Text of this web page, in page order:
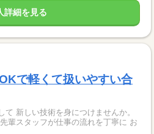
詳細を見る
で軽くて扱いやすい合
新しい技術を身につけませんか。